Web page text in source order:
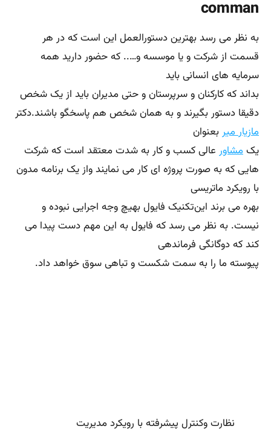
بهره می برند این‌تکنیک فایول بهیچ وجه اجرایی نبوده و
کند که دوگانگی فرماندهی
پیوسته ما را به سمت شکست و تباهی سوق خواهد داد.
نظارت وکنترل پیشرفته با رویکرد مدیریت
ورهبری
پنجم وحدت رویه Unity of direction
به نظر نی رسد که هر دسته از فعالیت های شرکتها و موسسات
یا سازمان ها که هدفی مشابه دارند باید حتما و بازهم تاکید
می کنم حتما
است که پیوسته منافع